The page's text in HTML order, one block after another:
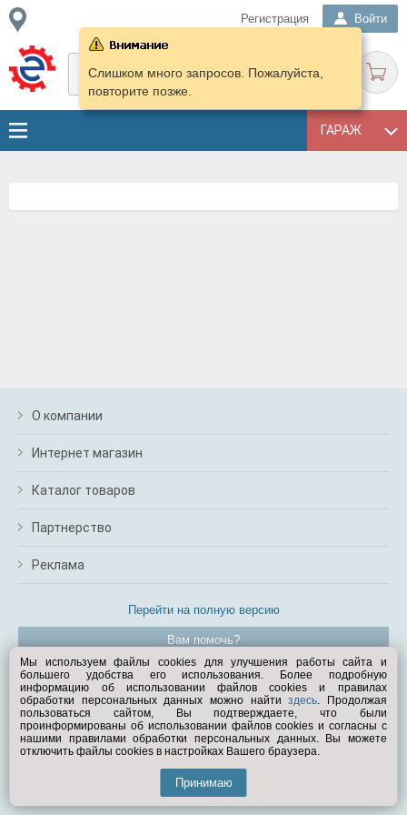
Регистрация Войти
ГАРАЖ
Слишком много запросов. Пожалуйста,
повторите позже.
О компании
Интернет магазин
Каталог товаров
Партнерство
Реклама
Перейти на полную версию
Вам помочь?
© Exist.ru 1998—2026
Мы используем файлы cookies для улучшения работы сайта и
большего удобства его использования. Более подробную
информацию об использовании файлов cookies и правилах
обработки персональных данных можно найтиздесь. Продолжая
пользоваться сайтом, Вы подтверждаете, что были
проинформированы об использовании файлов cookies и согласны с
нашими правилами обработки персональных данных. Вы можете
отключить файлы cookies в настройках Вашего браузера.
Принимаю